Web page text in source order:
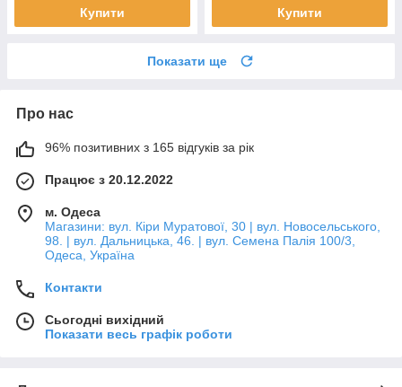
Купити Купити
Показати ще
Про нас
96% позитивних з 165 відгуків за рік
Працює з 20.12.2022
м. Одеса
Магазини: вул. Кіри Муратової, 30 | вул. Новосельського,
98. | вул. Дальницька, 46. | вул. Семена Палія 100/3,
Одеса, Україна
Контакти
Сьогодні вихідний
Показати весь графік роботи